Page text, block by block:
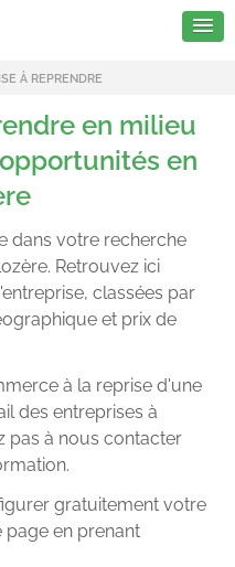
À REPRENDRE
en milieu
en
dans votre recherche
Retrouvez ici
classées par
et prix de
à la reprise d'une
des entreprises à
pas à nous contacter
gratuitement votre
page en prenant